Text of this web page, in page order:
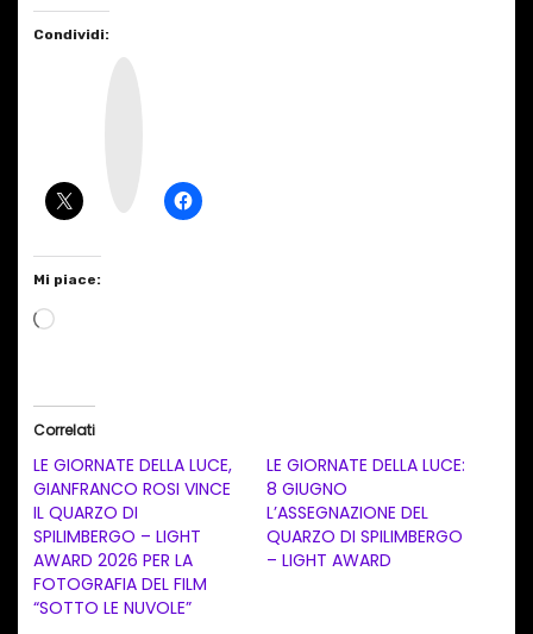
Condividi:
Mi piace:
C
a
m
e
n
t
Correlati
LE GIORNATE DELLA LUCE,
GIANFRANCO ROSI VINCE
IL QUARZO DI
SPILIMBERGO – LIGHT
AWARD 2026 PER LA
FOTOGRAFIA DEL FILM
“SOTTO LE NUVOLE”
LE GIORNATE DELLA LUCE:
8 GIUGNO
L’ASSEGNAZIONE DEL
QUARZO DI SPILIMBERGO
– LIGHT AWARD